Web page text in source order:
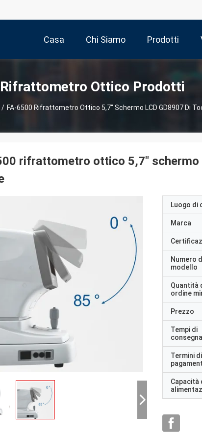
Casa Chi Siamo Prodotti
Rifrattometro Ottico Prodotti
/ FA-6500 Rifrattometro Ottico 5,7" Schermo LCD GD8907 Di
rifrattometro ottico 5,7" schermo
Luogo di
Marca
Numero
modello
Quantità
ordine
Prezzo
Tempi di
consegna
Termini di
Capacità